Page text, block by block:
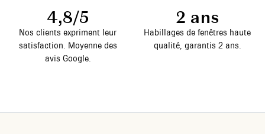
4,8/5
Nos clients expriment leur
satisfaction. Moyenne des
avis Google.
2 ans
Habillages de fenêtres haute
qualité, garantis 2 ans.